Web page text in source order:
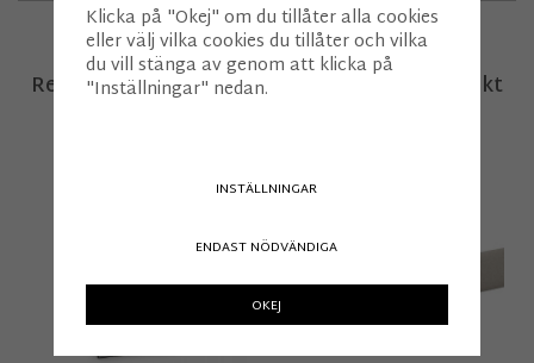
Rekommenderade tillbehör till denna produkt
Klicka på "Okej" om du tillåter alla cookies
eller välj vilka cookies du tillåter och vilka
du vill stänga av genom att klicka på
"Inställningar" nedan.
INSTÄLLNINGAR
ENDAST NÖDVÄNDIGA
OKEJ